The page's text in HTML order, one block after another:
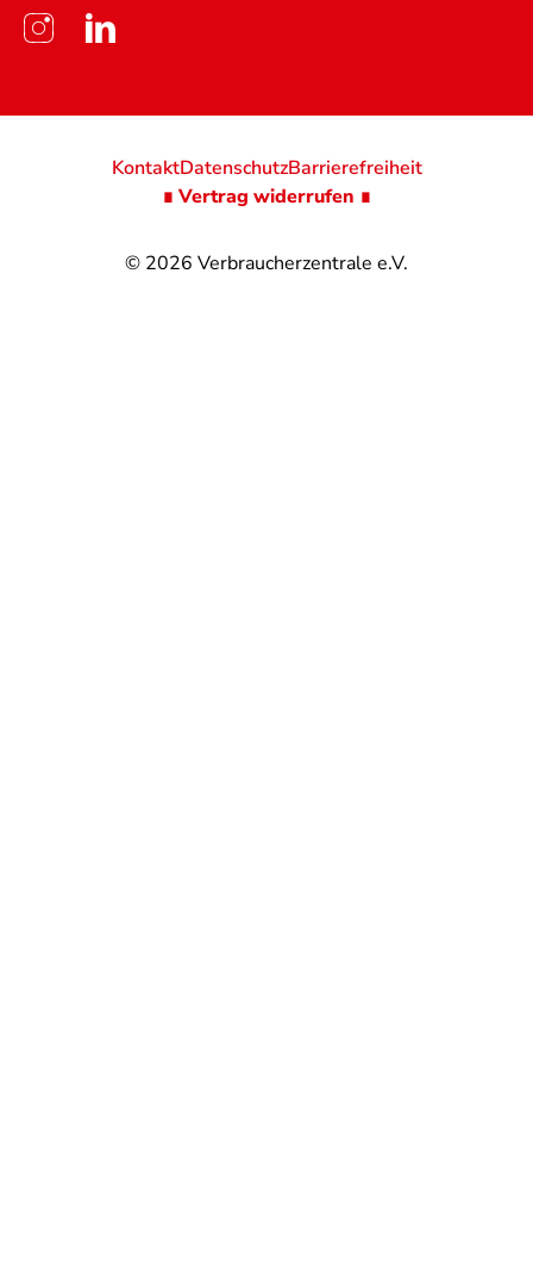
© 2026 Verbraucherzentrale e.V.
KontaktDatenschutzBarrierefreiheit
∎ Vertrag widerrufen ∎